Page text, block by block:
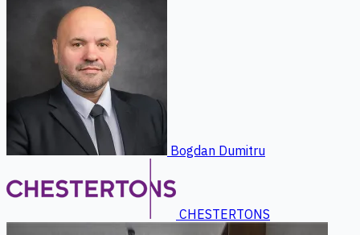
Bogdan Dumitru
CHESTERTONS